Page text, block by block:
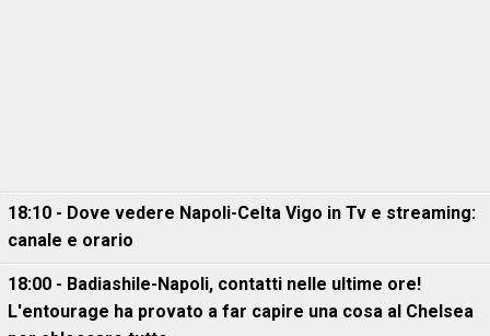
18:10 - Dove vedere Napoli-Celta Vigo in Tv e streaming:
canale e orario
18:00 - Badiashile-Napoli, contatti nelle ultime ore!
L'entourage ha provato a far capire una cosa al Chelsea